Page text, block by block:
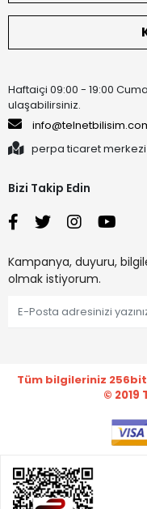
Haftaiçi 09:00 - 19:00
ulaşabilirsiniz.
perpa ticaret
Bizi Takip Edin
Kampanya, duyuru,
olmak istiyorum.
Tüm bilgileriniz
© 2019